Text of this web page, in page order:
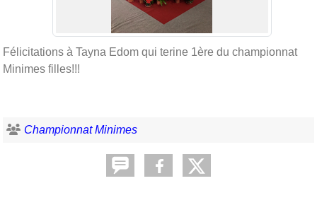
Félicitations à Tayna Edom qui terine 1ère du championnat
Minimes filles!!!
Championnat Minimes